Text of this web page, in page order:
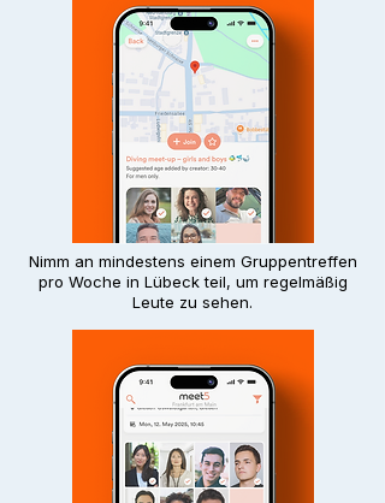
Nimm an mindestens einem Gruppentreffen
pro Woche in Lübeck teil, um regelmäßig
Leute zu sehen.